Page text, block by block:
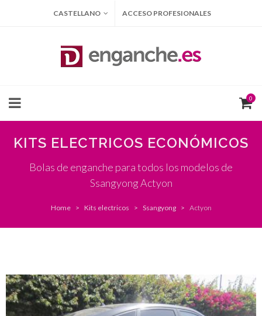
CASTELLANO ACCESO PROFESIONALES
0
KITS ELECTRICOS ECONÓMICOS
Bolas de enganche para todos los modelos de
Ssangyong Actyon
Home Kits electricos Ssangyong Actyon